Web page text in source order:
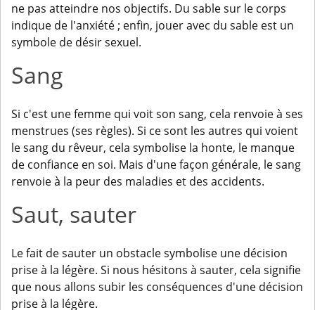
ne pas atteindre nos objectifs. Du sable sur le corps
indique de l'anxiété ; enfin, jouer avec du sable est un
symbole de désir sexuel.
Sang
Si c'est une femme qui voit son sang, cela renvoie à ses
menstrues (ses règles). Si ce sont les autres qui voient
le sang du rêveur, cela symbolise la honte, le manque
de confiance en soi. Mais d'une façon générale, le sang
renvoie à la peur des maladies et des accidents.
Saut, sauter
Le fait de sauter un obstacle symbolise une décision
prise à la légère. Si nous hésitons à sauter, cela signifie
que nous allons subir les conséquences d'une décision
prise à la légère.